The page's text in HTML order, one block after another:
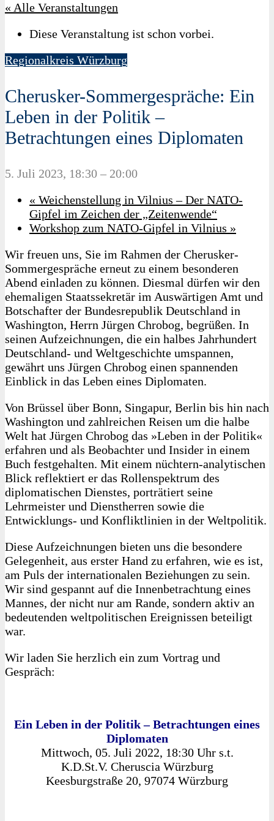
« Alle Veranstaltungen
Diese Veranstaltung ist schon vorbei.
Regionalkreis Würzburg
Cherusker-Sommergespräche: Ein
Leben in der Politik –
Betrachtungen eines Diplomaten
5. Juli 2023, 18:30 – 20:00
« Weichenstellung in Vilnius – Der NATO-
Gipfel im Zeichen der „Zeitenwende“
Workshop zum NATO-Gipfel in Vilnius »
Wir freuen uns, Sie im Rahmen der Cherusker-
Sommergespräche erneut zu einem besonderen
Abend einladen zu können. Diesmal dürfen wir den
ehemaligen Staatssekretär im Auswärtigen Amt und
Botschafter der Bundesrepublik Deutschland in
Washington, Herrn Jürgen Chrobog, begrüßen. In
seinen Aufzeichnungen, die ein halbes Jahrhundert
Deutschland- und Weltgeschichte umspannen,
gewährt uns Jürgen Chrobog einen spannenden
Einblick in das Leben eines Diplomaten.
Von Brüssel über Bonn, Singapur, Berlin bis hin nach
Washington und zahlreichen Reisen um die halbe
Welt hat Jürgen Chrobog das »Leben in der Politik«
erfahren und als Beobachter und Insider in einem
Buch festgehalten. Mit einem nüchtern-analytischen
Blick reflektiert er das Rollenspektrum des
diplomatischen Dienstes, porträtiert seine
Lehrmeister und Dienstherren sowie die
Entwicklungs- und Konfliktlinien in der Weltpolitik.
Diese Aufzeichnungen bieten uns die besondere
Gelegenheit, aus erster Hand zu erfahren, wie es ist,
am Puls der internationalen Beziehungen zu sein.
Wir sind gespannt auf die Innenbetrachtung eines
Mannes, der nicht nur am Rande, sondern aktiv an
bedeutenden weltpolitischen Ereignissen beteiligt
war.
Wir laden Sie herzlich ein zum Vortrag und
Gespräch:
Ein Leben in der Politik – Betrachtungen eines
Diplomaten
Mittwoch, 05. Juli 2022, 18:30 Uhr s.t.
K.D.St.V. Cheruscia Würzburg
Keesburgstraße 20, 97074 Würzburg